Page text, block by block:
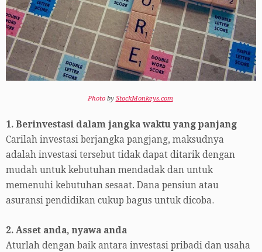
Photoby StockMonkeys.com
1. Berinvestasi dalam jangka waktu yang panjang
Carilah investasi berjangka pangjang, maksudnya
adalah investasi tersebut tidak dapat ditarik dengan
mudah untuk kebutuhan mendadak dan untuk
memenuhi kebutuhan sesaat. Dana pensiun atau
asuransi pendidikan cukup bagus untuk dicoba.
2. Asset anda, nyawa anda
Aturlah dengan baik antara investasi pribadi dan usaha